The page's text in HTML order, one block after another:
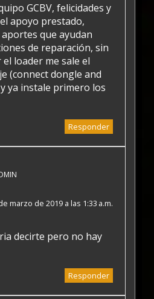
GCBV, felicidades y
apoyo prestado,
que ayudan
de reparación, sin
loader me sale el
(connect dongle and
ya instale primero los
Responder
marzo de 2019 a las 1:33 a.m.
decirte pero no hay
Responder